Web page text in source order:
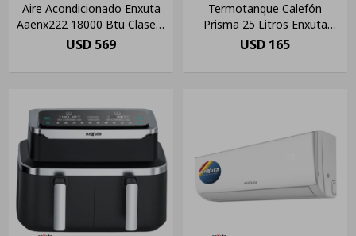
Aire Acondicionado Enxuta
Aaenx222 18000 Btu Clase C
Color Blanco
USD 569
Termotanque Calefón
Prisma 25 Litros Enxuta
Tanque Acero Amv Color
USD 165